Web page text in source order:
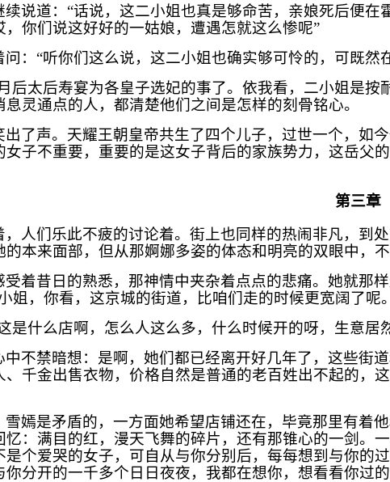
说道：“话说，这二小姐也真是够命苦，亲娘死后便
你们说这好好的一姑娘，遭遇怎就这么惨呢”
：“听你们这么说，这二小姐也确实够可怜的，可既
后太后寿宴为各皇子选妃的事了。依我看，二小姐是
灵通点的人，都清楚他们之间是怎样的刻骨铭心。
了声。天耀王朝皇帝共生了四个儿子，过世一个，如
子不重要，重要的是这女子背后的家族势力，这岳父
第三章
人们乐此不疲的讨论着。街上也同样的热闹非凡，到
本来面部，但从那婀娜多姿的体态和明亮的双眼中，
着昔日的熟悉，那神情中夹杂着点点的悲痛。她就那
姐，你看，这京城的街道，比咱们走的时候更宽阔了呢
是什么店啊，怎么人这么多，什么时候开的呀，生意居
不禁暗想：是啊，她们都已经离开好几年了，这些街
千金出售衣物，价格自然是普通的老百姓出不起的，
嫣是矛盾的，一方面她希望店铺还在，毕竟那里有着
：满目的红，漫天飞舞的碎片，还有那锥心的一剑。
个爱哭的女子，可自从与你分别后，每每想到与你的
分开的一千多个日日夜夜，我都在想你，想看看你过的